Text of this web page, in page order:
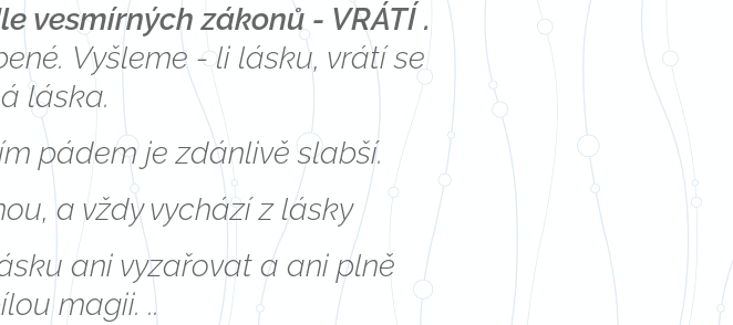
vesmírných zákonů - VRÁTÍ .
Vyšleme - li lásku, vrátí se
láska.
pádem je zdánlivě slabší.
a vždy vychází z lásky
ani vyzařovat a ani plně
magii. ..